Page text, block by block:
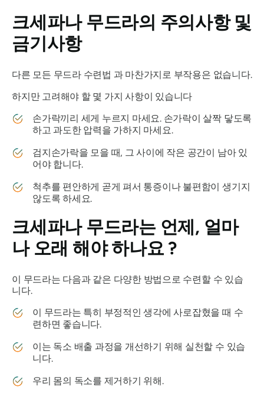
크세파나 무드라의 주의사항 및
금기사항
다른 모든 무드라수련법 과 마찬가지로 부작용은 없습니다.
하지만 고려해야 할 몇 가지 사항이 있습니다
손가락끼리 세게 누르지 마세요. 손가락이 살짝 닿도록
하고 과도한 압력을 가하지 마세요.
검지손가락을 모을 때, 그 사이에 작은 공간이 남아 있
어야 합니다.
척추를 편안하게 곧게 펴서 통증이나 불편함이 생기지
않도록 하세요.
크세파나 무드라는 언제, 얼마
나 오래 해야 하나요 ?
이 무드라는 다음과 같은 다양한 방법으로 수련할 수 있습
니다.
이 무드라는 특히 부정적인 생각에 사로잡혔을 때 수
련하면 좋습니다.
이는 독소 배출 과정을 개선하기 위해 실천할 수 있습
니다.
우리 몸의 독소를 제거하기 위해.